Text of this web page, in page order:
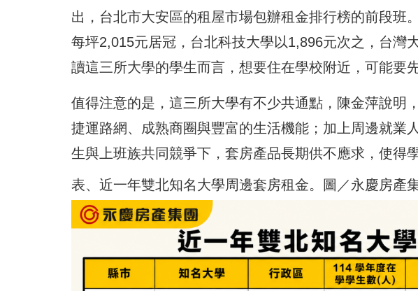
出，台北市大安區的租屋市場包辦租金排行榜的前段班
每坪2,015元居冠，台北科技大學以1,896元次之，台灣
讀這三所大學的學生而言，想要住在學校附近，可能要
值得注意的是，這三所大學有不少共通點，陳金萍說明
捷運路網、成熟商圈與豐富的生活機能；加上周邊就業
生與上班族共同競爭下，套房產品長期供不應求，使得
表、近一年雙北知名大學周邊套房租金。圖／永慶房產